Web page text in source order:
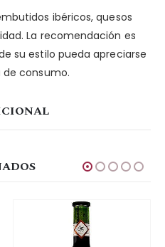
ibéricos, quesos
La recomendación es
su estilo pueda apreciarse
consumo.